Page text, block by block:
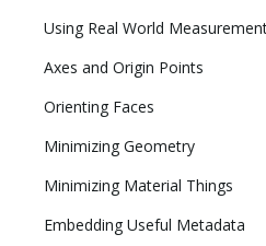
Using Real World
Axes and Origin Points
Orienting Faces
Minimizing Geometry
Minimizing Material Things
Embedding Useful Metadata